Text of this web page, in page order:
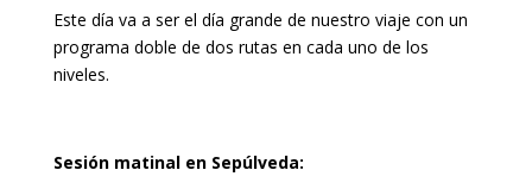
Este día va a ser el día grande de nuestro viaje con un
programa doble de dos rutas en cada uno de los
niveles.
Sesión matinal en Sepúlveda: